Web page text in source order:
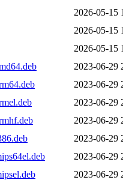
2026-05-15
2026-05-15
2026-05-15
2023-06-29
2023-06-29
2023-06-29
2023-06-29
2023-06-29
2023-06-29
2023-06-29